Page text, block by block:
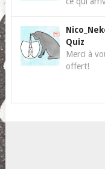
Quiz
Merci à
offert!